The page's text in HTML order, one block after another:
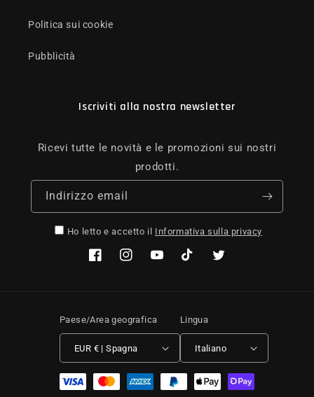
Politica sui cookie
Pubblicità
Iscriviti alla nostra newsletter
Ricevi tutte le novità e le promozioni sui nostri
prodotti.
Indirizzo email
Ho letto e accetto il Informativa sulla privacy
FacebookInstagramYouTubeTikTok Twitter
Paese/Area geografica
EUR € | Spagna
Lingua
Italiano
Metodi di pagamento